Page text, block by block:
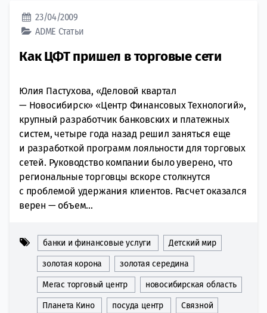
23/04/2009
ADME Статьи
Как ЦФТ пришел в торговые сети
Юлия Пастухова, «Деловой квартал
— Новосибирск» «Центр Финансовых Технологий»,
крупный разработчик банковских и платежных
систем, четыре года назад решил заняться еще
и разработкой программ лояльности для торговых
сетей. Руководство компании было уверено, что
региональные торговцы вскоре столкнутся
с проблемой удержания клиентов. Расчет оказался
верен — объем...
банки и финансовые услуги Детский мир
золотая корона золотая середина
Мегас торговый центр новосибирская область
Планета Кино посуда центр Связной